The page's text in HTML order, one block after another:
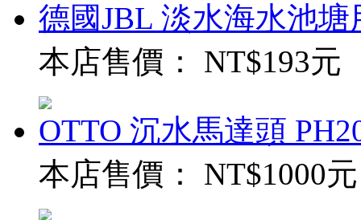
德國JBL 淡水海水池
本店售價： NT$193元
OTTO 沉水馬達頭
本店售價： NT$1000元